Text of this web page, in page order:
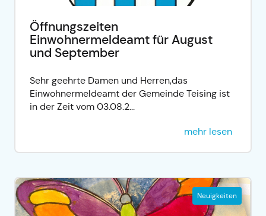
Öffnungszeiten
Einwohnermeldeamt für August
und September
Sehr geehrte Damen und Herren,das
Einwohnermeldeamt der Gemeinde Teising ist
in der Zeit vom 03.08.2...
mehr lesen
Neuigkeiten